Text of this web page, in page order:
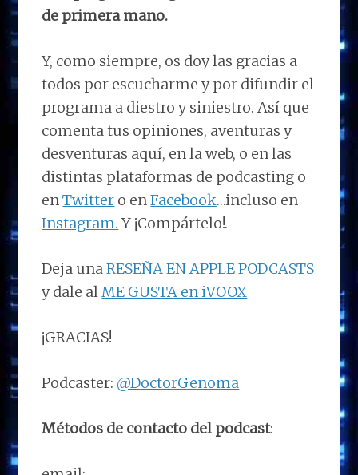
de primera mano.
Y, como siempre, os doy las gracias a
todos por escucharme y por difundir el
programa a diestro y siniestro. Así que
comenta tus opiniones, aventuras y
desventuras aquí, en la web, o en las
distintas plataformas de podcasting o
enTwitter o enFacebook…incluso en
Instagram. Y ¡Compártelo!.
Deja unaRESEÑA EN APPLE PODCASTS
y dale al ME GUSTA en iVOOX
¡GRACIAS!
Podcaster: @DoctorGenoma
Métodos de contacto del podcast: